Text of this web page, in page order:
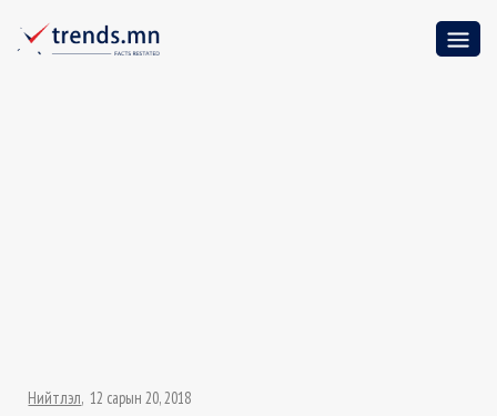
Нийтлэл 12 сарын 20, 2018